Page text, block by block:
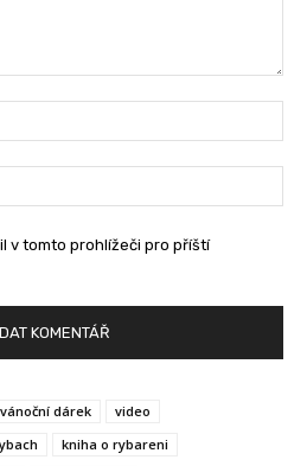
v tomto prohlížeči pro příští
vánoční dárek
video
kniha o rybareni